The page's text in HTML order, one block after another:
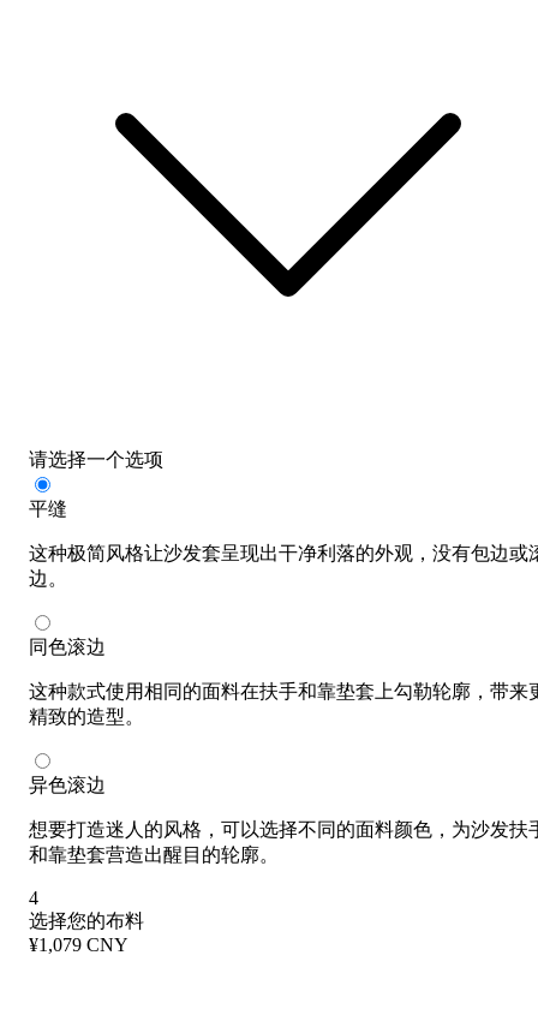
请选择一个选项
平缝
这种极简风格让沙发套呈现出干净利落的外观，没有包边或
边。
同色滚边
这种款式使用相同的面料在扶手和靠垫套上勾勒轮廓，带来
精致的造型。
异色滚边
想要打造迷人的风格，可以选择不同的面料颜色，为沙发扶
和靠垫套营造出醒目的轮廓。
4
选择您的布料
¥1,079 CNY